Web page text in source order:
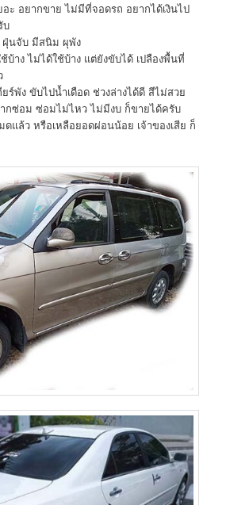
อะ อยากขาย ไม่มีที่จอดรถ อยากได้เงินไป
บ
ฝุ่นจับ มีสนิม ผุพัง
บ้าง ไม่ได้ใช้บ้าง แต่ยังขับได้ เปลืองพื้นที่
ยร์พัง ขับไปน้ำเดือด ช่วงล่างได้ดี สีไม่สวย
กซ่อม ซ่อมไม่ไหว ไม่มีงบ ก็ขายได้ครับ
แล้ว หรือเหลือยอดผ่อนน้อย เจ้าของเสีย ก็